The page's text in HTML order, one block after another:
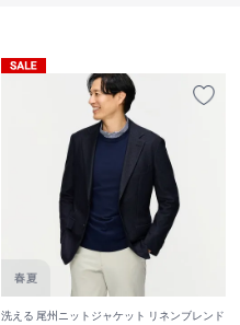
洗える 尾州ニットジャケット リネンブレンド